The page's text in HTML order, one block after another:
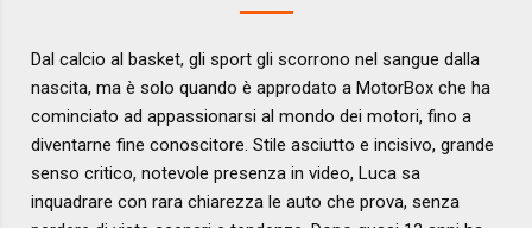
Dal calcio al basket, gli sport gli scorrono nel sangue dalla
nascita, ma è solo quando è approdato a MotorBox che ha
cominciato ad appassionarsi al mondo dei motori, fino a
diventarne fine conoscitore. Stile asciutto e incisivo, grande
senso critico, notevole presenza in video, Luca sa
inquadrare con rara chiarezza le auto che prova, senza